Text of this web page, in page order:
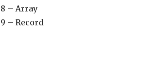
8 – Array
9 – Record